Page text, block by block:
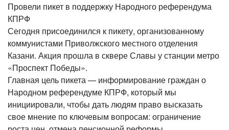
Провели пикет в поддержку Народного референдума
КПРФ
Сегодня присоединился к пикету, организованному
коммунистами Приволжского местного отделения
Казани. Акция прошла в сквере Славы у станции метро
«Проспект Победы».
Главная цель пикета — информирование граждан о
Народном референдуме КПРФ, который мы
инициировали, чтобы дать людям право высказать
свое мнение по ключевым вопросам: ограничение